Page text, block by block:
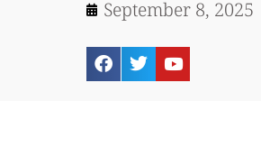
September 8, 2025